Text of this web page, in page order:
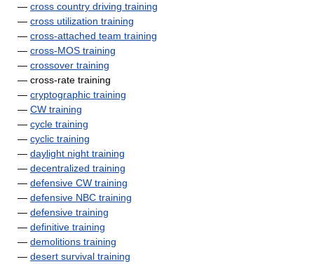
— cross country driving training
— cross utilization training
— cross-attached team training
— cross-MOS training
— crossover training
— cross-rate training
— cryptographic training
— CW training
— cycle training
— cyclic training
— daylight night training
— decentralized training
— defensive CW training
— defensive NBC training
— defensive training
— definitive training
— demolitions training
— desert survival training